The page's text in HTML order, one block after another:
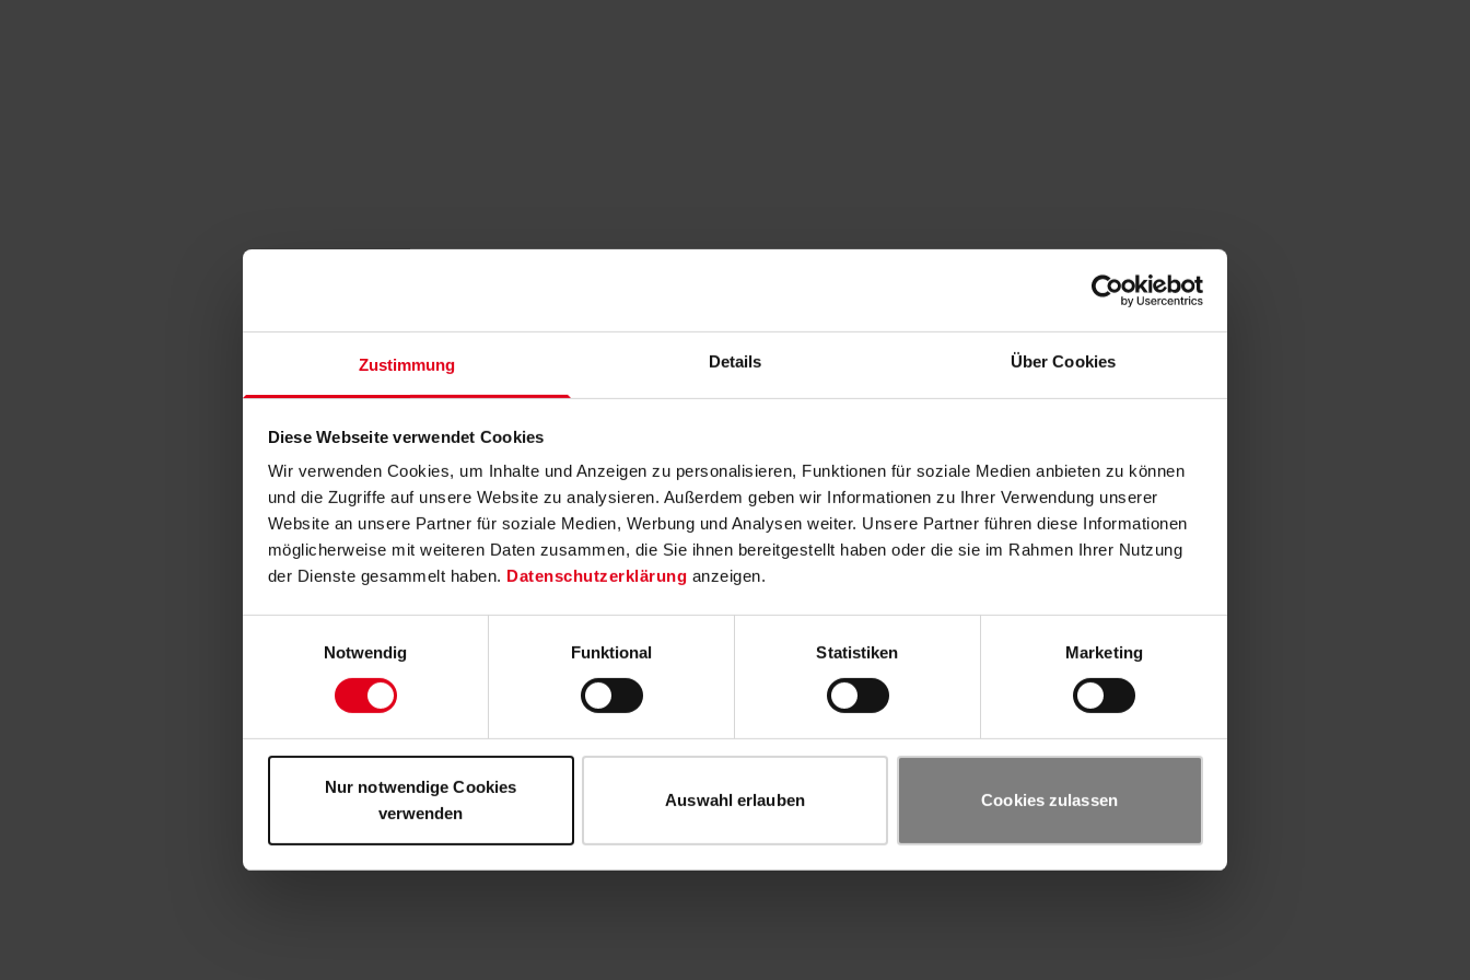
Zustimmung Details Über Cookies
Diese Webseite verwendet Cookies
Wir verwenden Cookies, um Inhalte und Anzeigen zu personalisieren, Funktionen für soziale Medien anbieten zu können
und die Zugriffe auf unsere Website zu analysieren. Außerdem geben wir Informationen zu Ihrer Verwendung unserer
Website an unsere Partner für soziale Medien, Werbung und Analysen weiter. Unsere Partner führen diese Informationen
möglicherweise mit weiteren Daten zusammen, die Sie ihnen bereitgestellt haben oder die sie im Rahmen Ihrer Nutzung
der Dienste gesammelt haben. Datenschutzerklärung anzeigen.
Notwendig
Funktional Statistiken Marketing
Nur notwendige Cookies
verwenden
Auswahl erlauben Cookies zulassen